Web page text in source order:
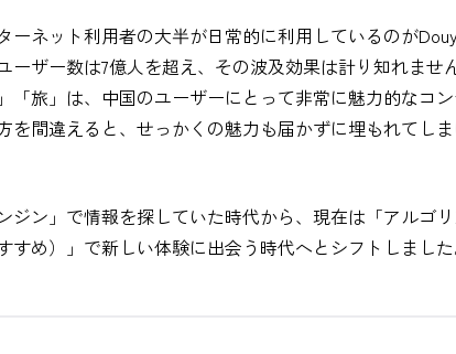
ーネット利用者の大半が日常的に利用しているのが
ーザー数は7億人を超え、その波及効果は計り知れませ
「旅」は、中国のユーザーにとって非常に魅力的なコ
を間違えると、せっかくの魅力も届かずに埋もれてし
ジン」で情報を探していた時代から、現在は「アルゴ
すめ）」で新しい体験に出会う時代へとシフトしました